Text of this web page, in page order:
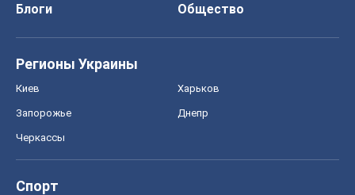
Блоги
Общество
Регионы Украины
Киев Харьков
Запорожье Днепр
Черкассы
Спорт